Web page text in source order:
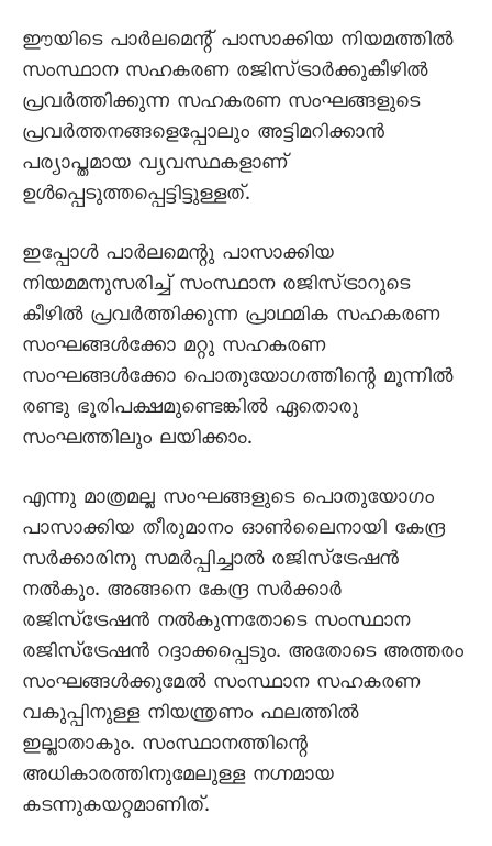
ഈയിടെ പാർലമെന്റ് പാസാക്കിയ നിയമത്തിൽ
സംസ്ഥാന സഹകരണ രജിസ്ട്രാർക്കുകീഴിൽ
പ്രവർത്തിക്കുന്ന സഹകരണ സംഘങ്ങളുടെ
പ്രവർത്തനങ്ങളെപ്പോലും അട്ടിമറിക്കാൻ
പര്യാപ്തമായ വ്യവസ്ഥകളാണ്
ഉൾപ്പെടുത്തപ്പെട്ടിട്ടുള്ളത്.
ഇപ്പോൾ പാർലമെന്റു പാസാക്കിയ
നിയമമനുസരിച്ച് സംസ്ഥാന രജിസ്ട്രാറുടെ
കീഴിൽ പ്രവർത്തിക്കുന്ന പ്രാഥമിക സഹകരണ
സംഘങ്ങൾക്കോ മറ്റു സഹകരണ
സംഘങ്ങൾക്കോ പൊതുയോഗത്തിന്റെ മൂന്നിൽ
രണ്ടു ഭൂരിപക്ഷമുണ്ടെങ്കിൽ ഏതൊരു
സംഘത്തിലും ലയിക്കാം.
എന്നു മാത്രമല്ല സംഘങ്ങളുടെ പൊതുയോഗം
പാസാക്കിയ തീരുമാനം ഓൺലെെനായി കേന്ദ്ര
സർക്കാരിനു സമർപ്പിച്ചാൽ രജിസ്ട്രേഷൻ
നൽകും. അങ്ങനെ കേന്ദ്ര സർക്കാർ
രജിസ്ട്രേഷൻ നൽകുന്നതോടെ സംസ്ഥാന
രജിസ്ട്രേഷൻ റദ്ദാക്കപ്പെടും. അതോടെ അത്തരം
സംഘങ്ങൾക്കുമേൽ സംസ്ഥാന സഹകരണ
വകുപ്പിനുള്ള നിയന്ത്രണം ഫലത്തിൽ
ഇല്ലാതാകും. സംസ്ഥാനത്തിന്റെ
അധികാരത്തിനുമേലുള്ള നഗ്നമായ
കടന്നുകയറ്റമാണിത്.